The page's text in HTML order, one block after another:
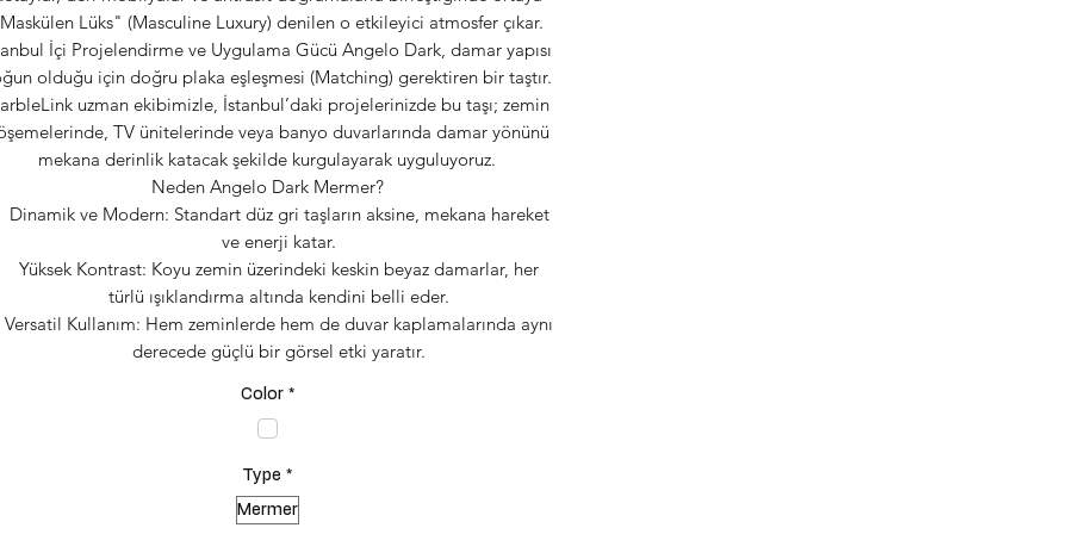
Lüks" (Masculine Luxury) denilen o etkileyici atmosfer çıkar.
İçi Projelendirme ve Uygulama Gücü Angelo Dark, damar yapısı
olduğu için doğru plaka eşleşmesi (Matching) gerektiren bir taştır.
uzman ekibimizle, İstanbul’daki projelerinizde bu taşı; zemin
TV ünitelerinde veya banyo duvarlarında damar yönünü
mekana derinlik katacak şekilde kurgulayarak uyguluyoruz.
Neden Angelo Dark Mermer?
Dinamik ve Modern: Standart düz gri taşların aksine, mekana hareket
ve enerji katar.
Yüksek Kontrast: Koyu zemin üzerindeki keskin beyaz damarlar, her
türlü ışıklandırma altında kendini belli eder.
Versatil Kullanım: Hem zeminlerde hem de duvar kaplamalarında aynı
derecede güçlü bir görsel etki yaratır.
Color *
Type *
Mermer